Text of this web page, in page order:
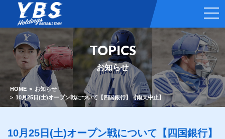
TOPICS
お知らせ
HOME
お知らせ
10月25日(土)オープン戦について【四国銀行】【雨天中止】
10月25日(土)オープン戦について【四国銀行】
t
o
g
l
e
n
a
v
i
g
a
t
i